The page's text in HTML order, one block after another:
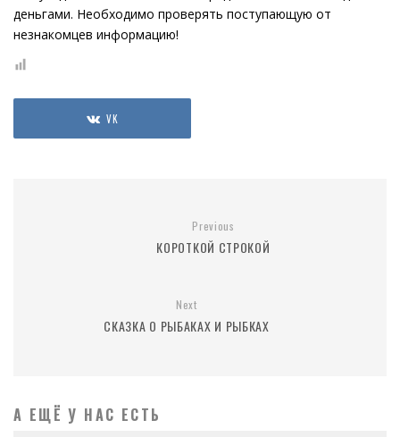
деньгами. Необходимо проверять поступающую от
незнакомцев информацию!
VK
Previous
КОРОТКОЙ СТРОКОЙ
Next
СКАЗКА О РЫБАКАХ И РЫБКАХ
А ЕЩЁ У НАС ЕСТЬ